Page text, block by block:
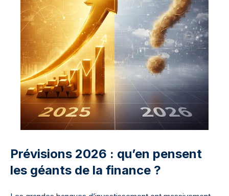
Prévisions 2026 : qu’en pensent
les géants de la finance ?